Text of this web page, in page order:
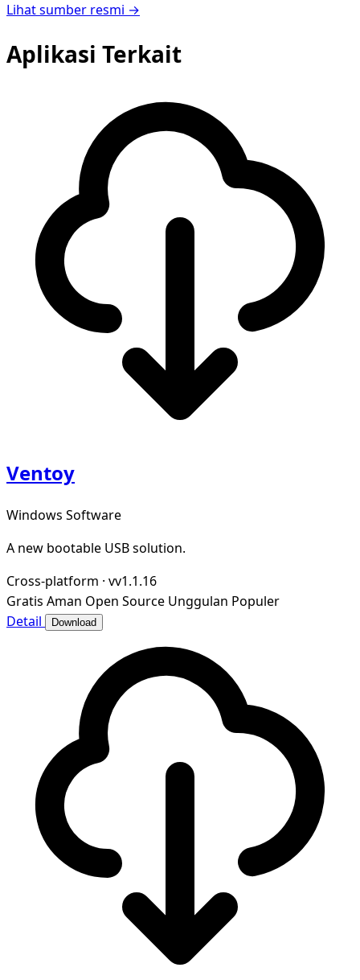
Lihat sumber resmi →
Aplikasi Terkait
Ventoy
Windows Software
A new bootable USB solution.
Cross-platform · vv1.1.16
Gratis Aman Open Source Unggulan Populer
Detail
Download